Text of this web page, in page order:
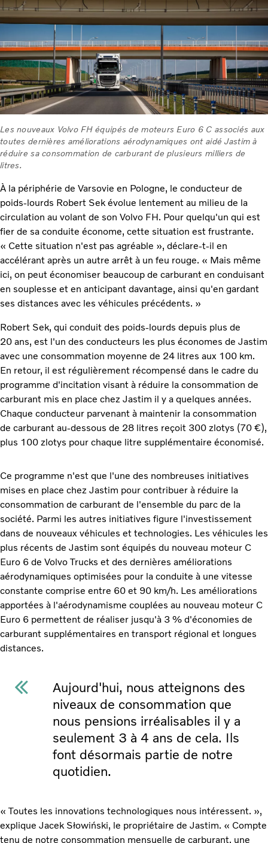
Les nouveaux Volvo FH équipés de moteurs Euro 6 C associés aux
toutes dernières améliorations aérodynamiques ont aidé Jastim à
réduire sa consommation de carburant de plusieurs milliers de
litres.
À la périphérie de Varsovie en Pologne, le conducteur de
poids-lourds Robert Sek évolue lentement au milieu de la
circulation au volant de son Volvo FH. Pour quelqu'un qui est
fier de sa conduite économe, cette situation est frustrante.
« Cette situation n'est pas agréable », déclare-t-il en
accélérant après un autre arrêt à un feu rouge. « Mais même
ici, on peut économiser beaucoup de carburant en conduisant
en souplesse et en anticipant davantage, ainsi qu'en gardant
ses distances avec les véhicules précédents. »
Robert Sek, qui conduit des poids-lourds depuis plus de
20 ans, est l'un des conducteurs les plus économes de Jastim
avec une consommation moyenne de 24 litres aux 100 km.
En retour, il est régulièrement récompensé dans le cadre du
programme d'incitation visant à réduire la consommation de
carburant mis en place chez Jastim il y a quelques années.
Chaque conducteur parvenant à maintenir la consommation
de carburant au-dessous de 28 litres reçoit 300 zlotys (70 €),
plus 100 zlotys pour chaque litre supplémentaire économisé.
Ce programme n'est que l'une des nombreuses initiatives
mises en place chez Jastim pour contribuer à réduire la
consommation de carburant de l'ensemble du parc de la
société. Parmi les autres initiatives figure l'investissement
dans de nouveaux véhicules et technologies. Les véhicules les
plus récents de Jastim sont équipés du nouveau moteur C
Euro 6 de Volvo Trucks et des dernières améliorations
aérodynamiques optimisées pour la conduite à une vitesse
constante comprise entre 60 et 90 km/h. Les améliorations
apportées à l'aérodynamisme couplées au nouveau moteur C
Euro 6 permettent de réaliser jusqu'à 3 % d'économies de
carburant supplémentaires en transport régional et longues
distances.
Aujourd'hui, nous atteignons des
niveaux de consommation que
nous pensions irréalisables il y a
seulement 3 à 4 ans de cela. Ils
font désormais partie de notre
quotidien.
« Toutes les innovations technologiques nous intéressent. »,
explique Jacek Słowiński, le propriétaire de Jastim. « Compte
tenu de notre consommation mensuelle de carburant, une